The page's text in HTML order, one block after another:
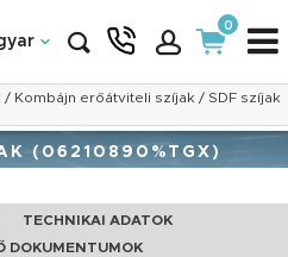
0
/ Kombájn erőátviteli szíjak / SDF szíjak
(06210890%TGX)
TECHNIKAI ADATOK
DOKUMENTUMOK